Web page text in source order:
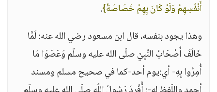
أَنْفُسِهِمْ وَلَوْ كَانَ بِهِمْ خَصَاصَةٌ}.
وهذا يجود بنفسه، قال ابن مسعود رضي الله عنه: لَمَّا
خَالَفَ أَصْحَابُ النَّبِيِّ صلّى الله عليه وسلّم وَعَصَوْا مَا
أُمِرُوا بِهِ- أي:يوم أحد-كما في صحيح مسلم ومسند